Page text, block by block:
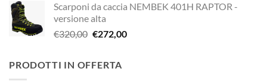
originale
era:
€338,90.
attuale
€249,00.
Scarponi da caccia NEMBEK 401H RAPTOR -
versione alta
€320,00 Il
era:
€272,00Il
PRODOTTI IN OFFERTA